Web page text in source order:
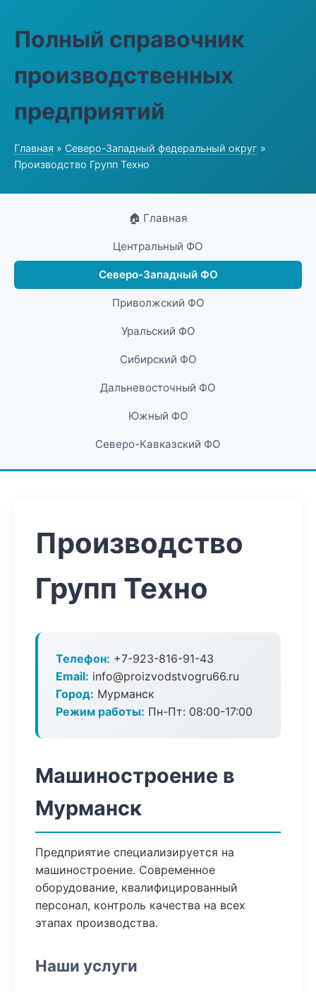
Полный справочник
производственных
предприятий
Главная » Северо-Западный федеральный округ »
Производство Групп Техно
🏠 Главная
Центральный ФО
Северо-Западный ФО
Приволжский ФО
Уральский ФО
Сибирский ФО
Дальневосточный ФО
Южный ФО
Северо-Кавказский ФО
Производство
Групп Техно
Телефон: +7-923-816-91-43
Email: info@proizvodstvogru66.ru
Город: Мурманск
Режим работы: Пн-Пт: 08:00-17:00
Машиностроение в
Мурманск
Предприятие специализируется на
машиностроение. Современное
оборудование, квалифицированный
персонал, контроль качества на всех
этапах производства.
Наши услуги